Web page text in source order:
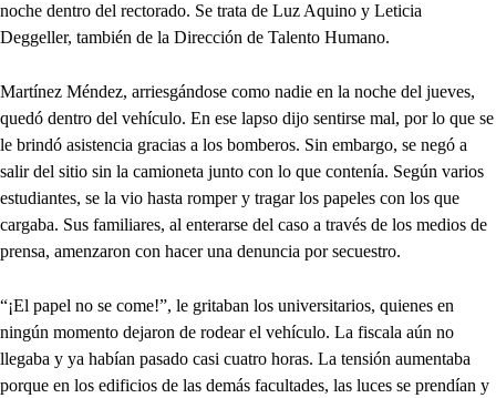
noche dentro del rectorado. Se trata de Luz Aquino y Leticia
Deggeller, también de la Dirección de Talento Humano.
Martínez Méndez, arriesgándose como nadie en la noche del jueves,
quedó dentro del vehículo. En ese lapso dijo sentirse mal, por lo que se
le brindó asistencia gracias a los bomberos. Sin embargo, se negó a
salir del sitio sin la camioneta junto con lo que contenía. Según varios
estudiantes, se la vio hasta romper y tragar los papeles con los que
cargaba. Sus familiares, al enterarse del caso a través de los medios de
prensa, amenzaron con hacer una denuncia por secuestro.
“¡El papel no se come!”, le gritaban los universitarios, quienes en
ningún momento dejaron de rodear el vehículo. La fiscala aún no
llegaba y ya habían pasado casi cuatro horas. La tensión aumentaba
porque en los edificios de las demás facultades, las luces se prendían y